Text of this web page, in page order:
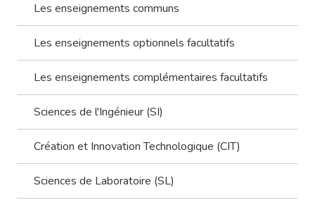
Les enseignements communs
Les enseignements optionnels facultatifs
Les enseignements complémentaires facultatifs
Sciences de l'Ingénieur (SI)
Création et Innovation Technologique (CIT)
Sciences de Laboratoire (SL)